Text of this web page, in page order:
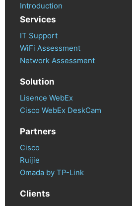
Introduction
Services
IT Support
WiFi Assessment
Network Assessment
Solution
Lisence WebEx
Cisco WebEx DeskCam
Partners
Cisco
Ruijie
Omada by TP-Link
Clients